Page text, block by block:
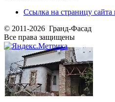
Ссылка на страницу сайта
© 2011-2026 Гранд-Фасад
Все права защищены